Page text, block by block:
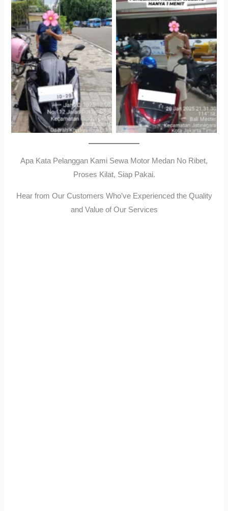
Antar Jemput Kendaraan
Cityplaza Jatinegara
Gedung Parkir P6ASewa
Motor Medan Sunggal No
Ribet, Proses Kilat, Siap
Pakai.
Apa Kata Pelanggan Kami Sewa Motor Medan No Ribet,
Proses Kilat, Siap Pakai.
Hear from Our Customers Who’ve Experienced the Quality
and Value of Our Services